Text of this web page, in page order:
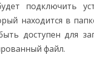
подключить
находится в
доступен для
файл.